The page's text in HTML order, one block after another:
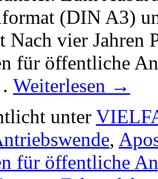
(DIN A3)
Nach vier Jahren
für öffentliche
Weiterlesen →
unter
,
für öffentliche